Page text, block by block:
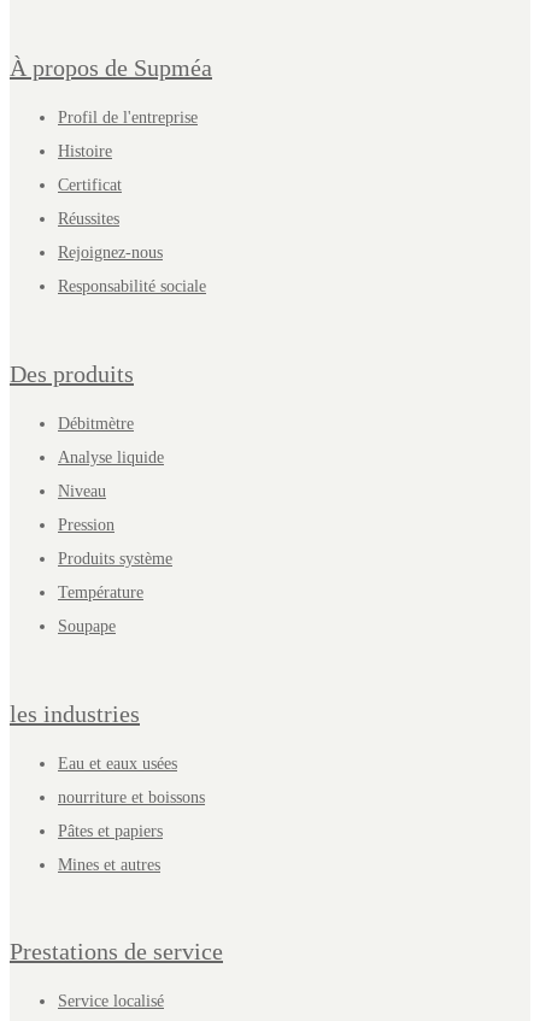
À propos de Supméa
Profil de l'entreprise
Histoire
Certificat
Réussites
Rejoignez-nous
Responsabilité sociale
Des produits
Débitmètre
Analyse liquide
Niveau
Pression
Produits système
Température
Soupape
les industries
Eau et eaux usées
nourriture et boissons
Pâtes et papiers
Mines et autres
Prestations de service
Service localisé